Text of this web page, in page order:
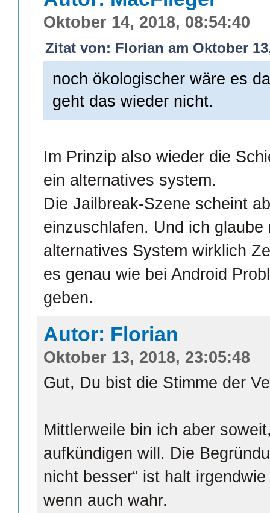
Oktober 14, 2018, 08:54:40
Zitat von: Florian am Oktober
noch ökologischer wäre es
geht das wieder nicht.
Im Prinzip also wieder die
ein alternatives system.
Die Jailbreak-Szene scheint
einzuschlafen. Und ich
alternatives System wirklich
es genau wie bei Android
geben.
Autor: Florian
Oktober 13, 2018, 23:05:48
Gut, Du bist die Stimme der
Mittlerweile bin ich aber
aufkündigen will. Die
nicht besser“ ist halt
wenn auch wahr.